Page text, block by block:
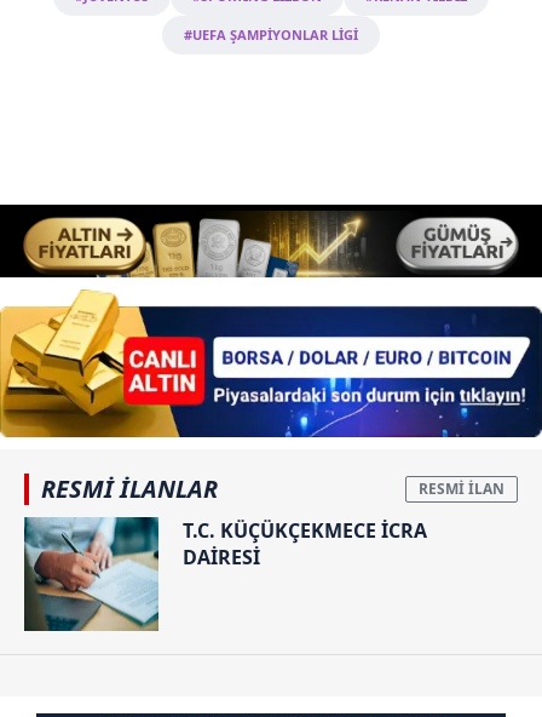
#UEFA ŞAMPİYONLAR LİGİ
RESMİ İLANLAR
T.C. KÜÇÜKÇEKMECE İCRA
DAİRESİ